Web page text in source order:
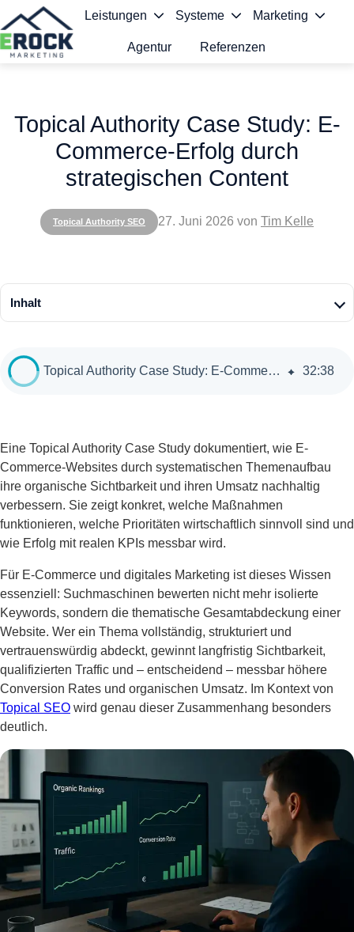
Leistungen Systeme Marketing
Agentur Referenzen
Topical Authority SEO
Topical Authority Case Study: E-
Commerce-Erfolg durch
strategischen Content
27. Juni 2026 von Tim Kelle
Inhalt
Topical Authority Case Study: E-Commerce-Erfolg durch strategischen Content 32:38
Eine Topical Authority Case Study dokumentiert, wie E-
Commerce-Websites durch systematischen Themenaufbau
ihre organische Sichtbarkeit und ihren Umsatz nachhaltig
verbessern. Sie zeigt konkret, welche Maßnahmen
funktionieren, welche Prioritäten wirtschaftlich sinnvoll sind und
wie Erfolg mit realen KPIs messbar wird.
Für E-Commerce und digitales Marketing ist dieses Wissen
essenziell: Suchmaschinen bewerten nicht mehr isolierte
Keywords, sondern die thematische Gesamtabdeckung einer
Website. Wer ein Thema vollständig, strukturiert und
vertrauenswürdig abdeckt, gewinnt langfristig Sichtbarkeit,
qualifizierten Traffic und – entscheidend – messbar höhere
Conversion Rates und organischen Umsatz. Im Kontext von
Topical SEO wird genau dieser Zusammenhang besonders
deutlich.